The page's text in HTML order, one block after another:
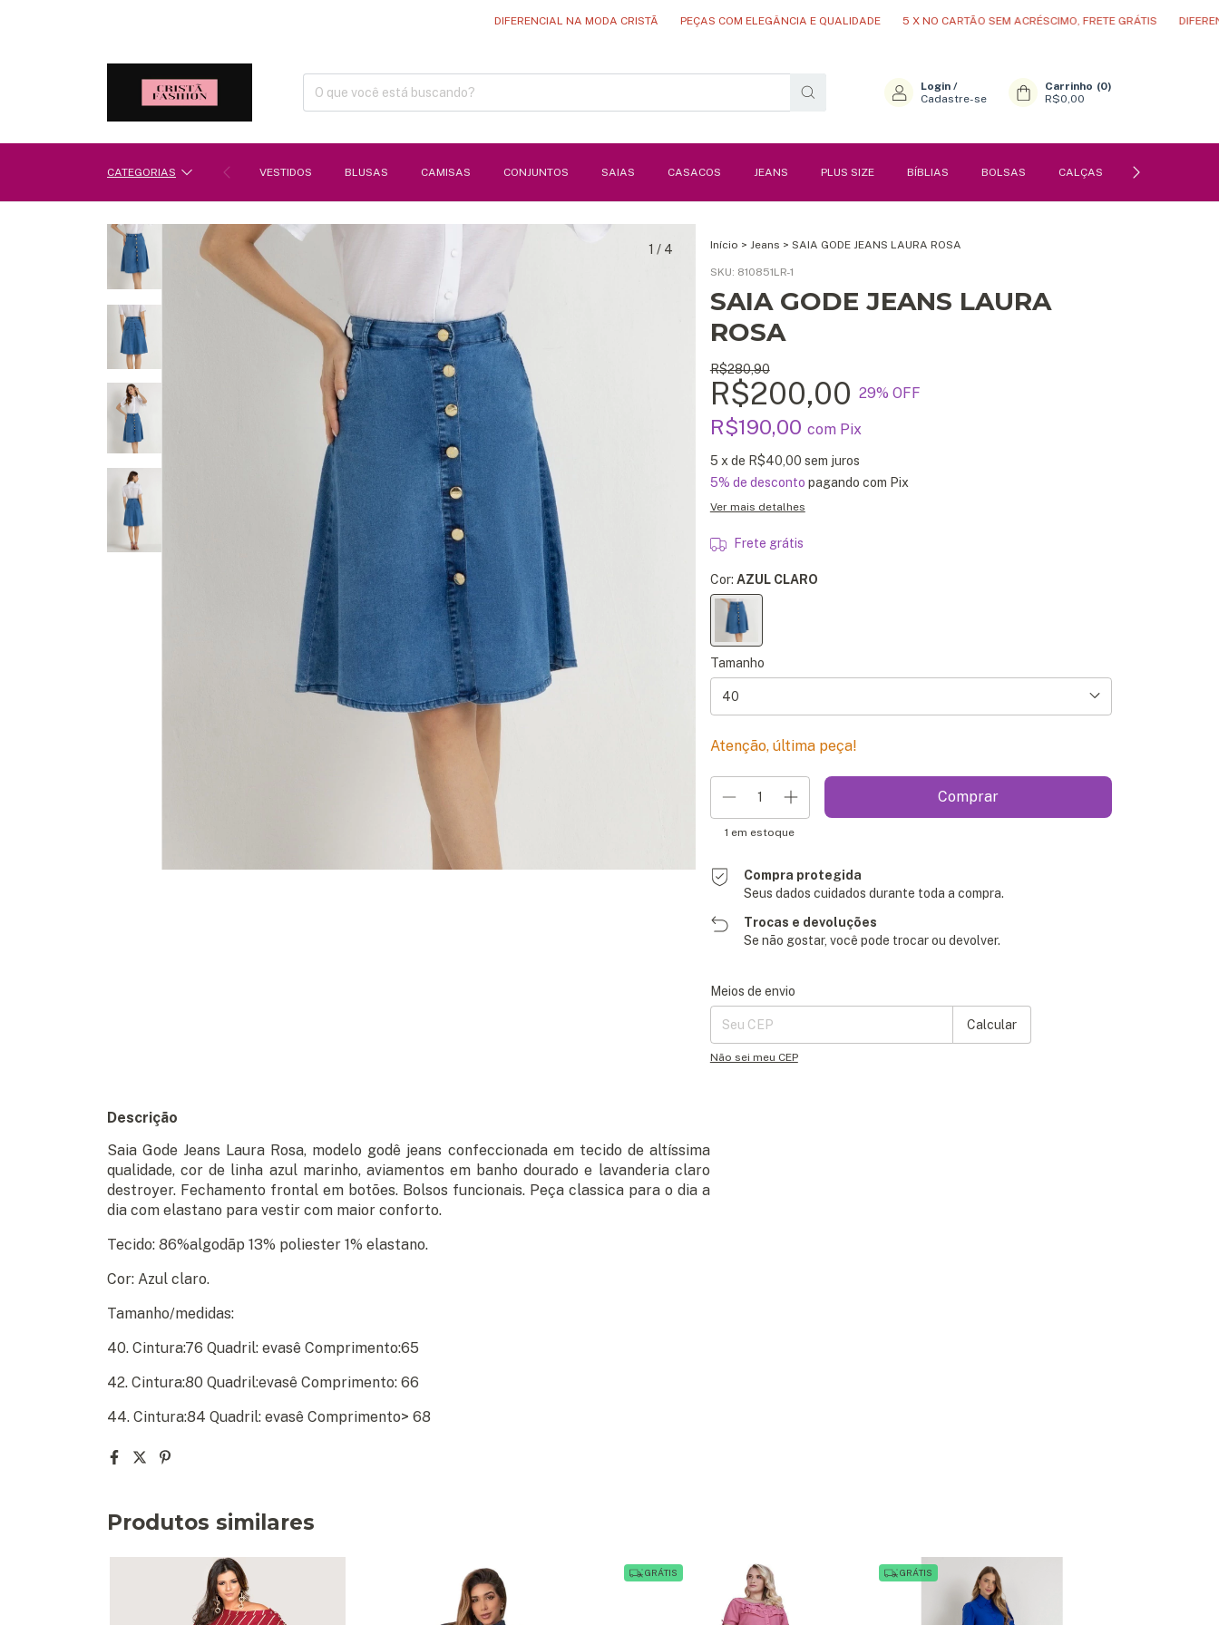
DIFERENCIAL NA MODA CRISTÃ PEÇAS COM ELEGÂNCIA E QUALIDADE 5 X NO CARTÃO SEM ACRÉSCIMO, FRETE GRÁTIS DIFERENCIAL NA
Login /
Cadastre-se
Carrinho (0)
R$0,00
CATEGORIAS VESTIDOS BLUSAS CAMISAS CONJUNTOS SAIAS CASACOS JEANS PLUS SIZE BÍBLIAS BOLSAS CALÇAS PERFUMES
1 / 4 Início > Jeans > SAIA GODE JEANS LAURA ROSA
SKU: 810851LR-1
SAIA GODE JEANS LAURA
ROSA
R$280,90
R$200,00 29% OFF
R$190,00 com Pix
5 x de R$40,00 sem juros
5% de desconto pagando com Pix
Ver mais detalhes
Frete grátis
Cor: AZUL CLARO
Tamanho
Atenção, última peça!
1 em estoque
Compra protegida
Seus dados cuidados durante toda a compra.
Trocas e devoluções
Se não gostar, você pode trocar ou devolver.
Entregas para o CEP:
Meios de envio
Calcular
Não sei meu CEP
Descrição
Saia Gode Jeans Laura Rosa, modelo godê jeans confeccionada em tecido de altíssima
qualidade, cor de linha azul marinho, aviamentos em banho dourado e lavanderia claro
destroyer. Fechamento frontal em botões. Bolsos funcionais. Peça classica para o dia a
dia com elastano para vestir com maior conforto.
Tecido: 86%algodãp 13% poliester 1% elastano.
Cor: Azul claro.
Tamanho/medidas:
40. Cintura:76 Quadril: evasê Comprimento:65
42. Cintura:80 Quadril:evasê Comprimento: 66
44. Cintura:84 Quadril: evasê Comprimento> 68
Produtos similares
GRÁTIS GRÁTIS